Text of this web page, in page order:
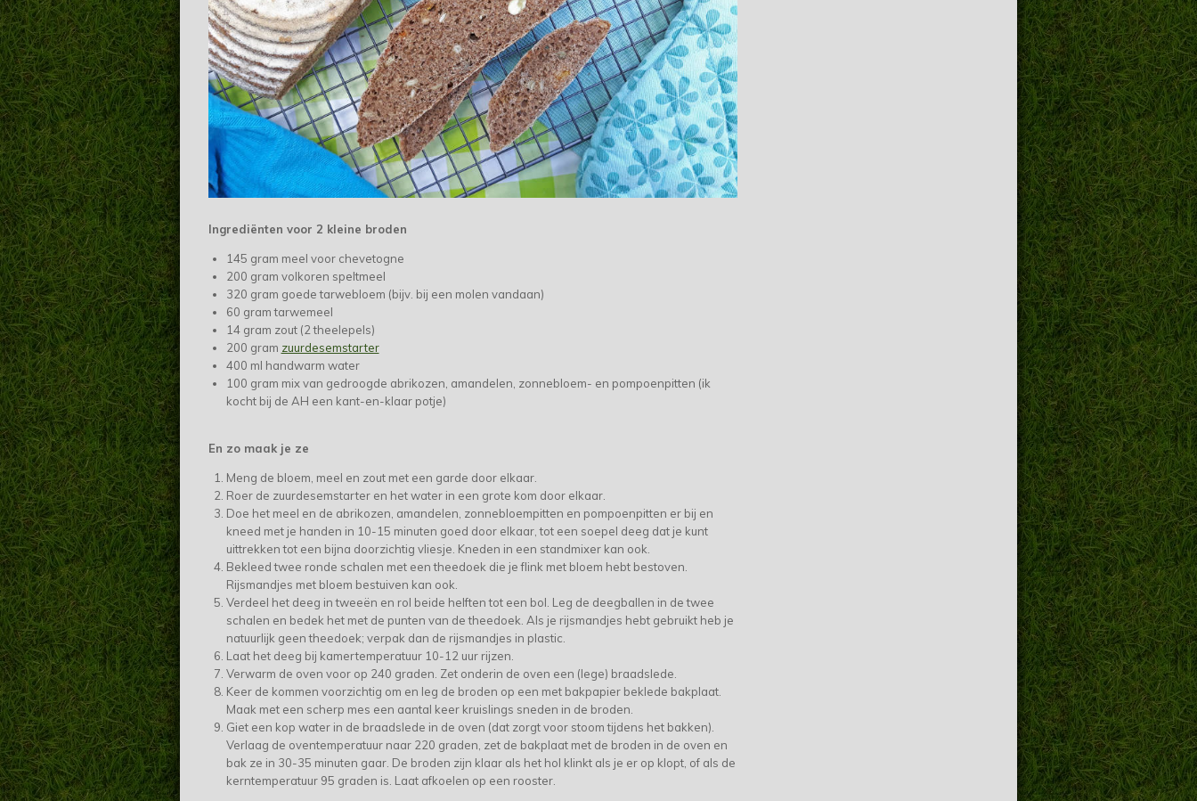
Ingrediënten voor 2 kleine broden
145 gram meel voor chevetogne
200 gram volkoren speltmeel
320 gram goede tarwebloem (bijv. bij een molen vandaan)
60 gram tarwemeel
14 gram zout (2 theelepels)
200 gram zuurdesemstarter
400 ml handwarm water
100 gram mix van gedroogde abrikozen, amandelen, zonnebloem- en pompoenpitten (ik
kocht bij de AH een kant-en-klaar potje)
En zo maak je ze
Meng de bloem, meel en zout met een garde door elkaar.
Roer de zuurdesemstarter en het water in een grote kom door elkaar.
Doe het meel en de abrikozen, amandelen, zonnebloempitten en pompoenpitten er bij en
kneed met je handen in 10-15 minuten goed door elkaar, tot een soepel deeg dat je kunt
uittrekken tot een bijna doorzichtig vliesje. Kneden in een standmixer kan ook.
Bekleed twee ronde schalen met een theedoek die je flink met bloem hebt bestoven.
Rijsmandjes met bloem bestuiven kan ook.
Verdeel het deeg in tweeën en rol beide helften tot een bol. Leg de deegballen in de twee
schalen en bedek het met de punten van de theedoek. Als je rijsmandjes hebt gebruikt heb je
natuurlijk geen theedoek; verpak dan de rijsmandjes in plastic.
Laat het deeg bij kamertemperatuur 10-12 uur rijzen.
Verwarm de oven voor op 240 graden. Zet onderin de oven een (lege) braadslede.
Keer de kommen voorzichtig om en leg de broden op een met bakpapier beklede bakplaat.
Maak met een scherp mes een aantal keer kruislings sneden in de broden.
Giet een kop water in de braadslede in de oven (dat zorgt voor stoom tijdens het bakken).
Verlaag de oventemperatuur naar 220 graden, zet de bakplaat met de broden in de oven en
bak ze in 30-35 minuten gaar. De broden zijn klaar als het hol klinkt als je er op klopt, of als de
kerntemperatuur 95 graden is. Laat afkoelen op een rooster.